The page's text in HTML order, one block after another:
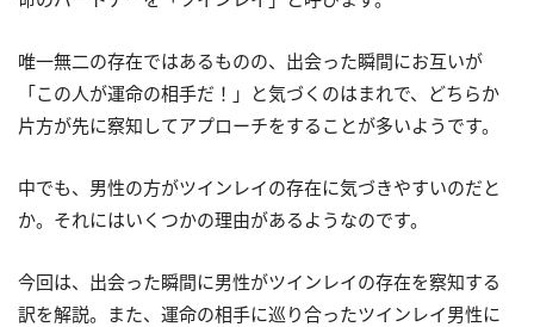
唯一無二の存在ではあるものの、出会った瞬間にお互いが
「この人が運命の相手だ！」と気づくのはまれで、どちらか
片方が先に察知してアプローチをすることが多いようです。
中でも、男性の方がツインレイの存在に気づきやすいのだと
か。それにはいくつかの理由があるようなのです。
今回は、出会った瞬間に男性がツインレイの存在を察知する
訳を解説。また、運命の相手に巡り合ったツインレイ男性に